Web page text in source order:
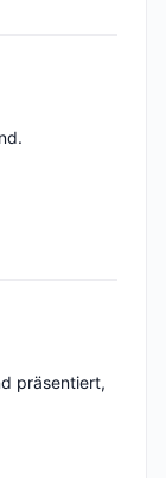
präsentiert,